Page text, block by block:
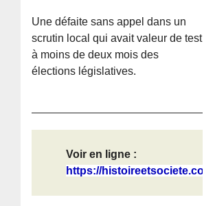
Une défaite sans appel dans un
scrutin local qui avait valeur de test
à moins de deux mois des
élections législatives.
Voir en ligne :
https://histoireetsociete.com/